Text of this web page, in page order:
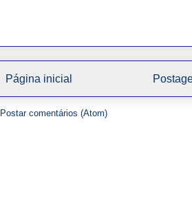
Página inicial
Postar comentários (Atom)